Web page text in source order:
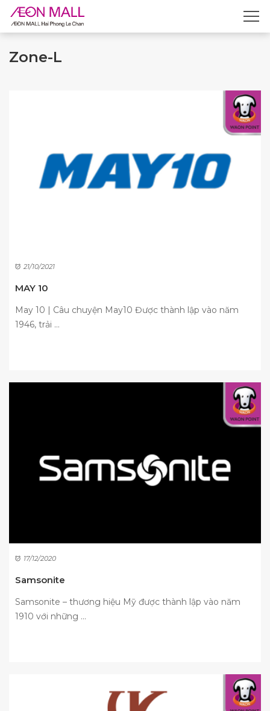
Zone-L
21/10/2021
MAY 10
May 10 | Câu chuyện May10 Được thành lập vào năm
1946, trải ...
17/12/2020
Samsonite
Samsonite – thương hiệu Mỹ được thành lập vào năm
1910 với những ...